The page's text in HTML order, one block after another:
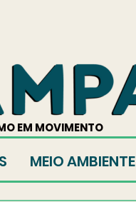
EM MOVIMENTO
MEIO AMBIENTE